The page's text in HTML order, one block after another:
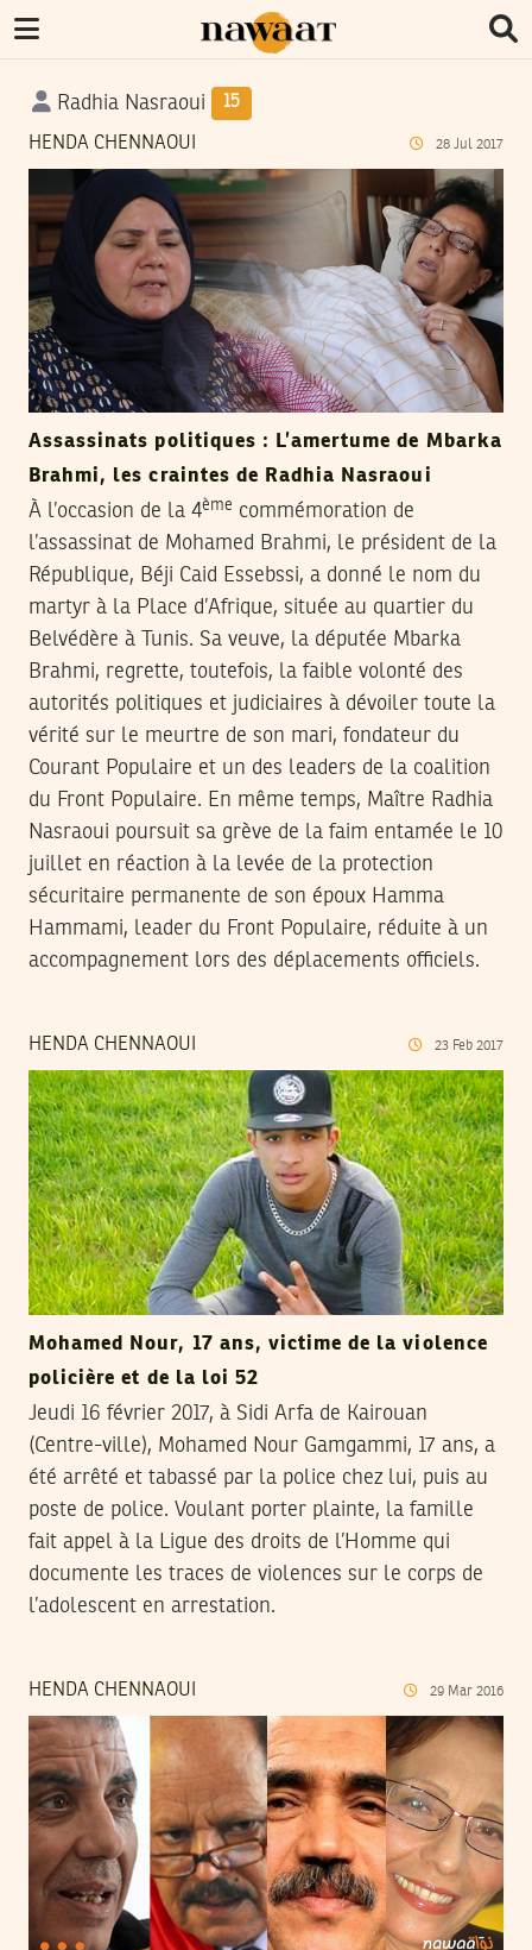
Radhia Nasraoui 15
HENDA CHENNAOUI 28 Jul 2017
Assassinats politiques : L’amertume de Mbarka
Brahmi, les craintes de Radhia Nasraoui
À l’occasion de la 4ème commémoration de
l’assassinat de Mohamed Brahmi, le président de la
République, Béji Caid Essebssi, a donné le nom du
martyr à la Place d’Afrique, située au quartier du
Belvédère à Tunis. Sa veuve, la députée Mbarka
Brahmi, regrette, toutefois, la faible volonté des
autorités politiques et judiciaires à dévoiler toute la
vérité sur le meurtre de son mari, fondateur du
Courant Populaire et un des leaders de la coalition
du Front Populaire. En même temps, Maître Radhia
Nasraoui poursuit sa grève de la faim entamée le 10
juillet en réaction à la levée de la protection
sécuritaire permanente de son époux Hamma
Hammami, leader du Front Populaire, réduite à un
accompagnement lors des déplacements officiels.
HENDA CHENNAOUI 23 Feb 2017
Mohamed Nour, 17 ans, victime de la violence
policière et de la loi 52
Jeudi 16 février 2017, à Sidi Arfa de Kairouan
(Centre-ville), Mohamed Nour Gamgammi, 17 ans, a
été arrêté et tabassé par la police chez lui, puis au
poste de police. Voulant porter plainte, la famille
fait appel à la Ligue des droits de l’Homme qui
documente les traces de violences sur le corps de
l’adolescent en arrestation.
HENDA CHENNAOUI 29 Mar 2016